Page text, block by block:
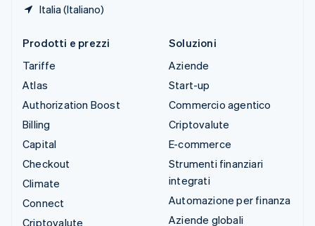
Italia (Italiano)
Prodotti e prezzi
Tariffe
Atlas
Authorization Boost
Billing
Capital
Checkout
Climate
Connect
Criptovalute
Soluzioni
Aziende
Start-up
Commercio agentico
Criptovalute
E-commerce
Strumenti finanziari
integrati
Automazione per finanza
Aziende globali